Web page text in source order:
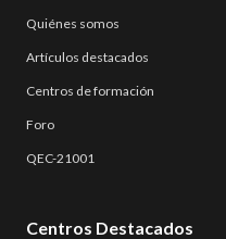
Quiénes somos
Artículos destacados
Centros de formación
Foro
QEC-21001
Centros Destacados